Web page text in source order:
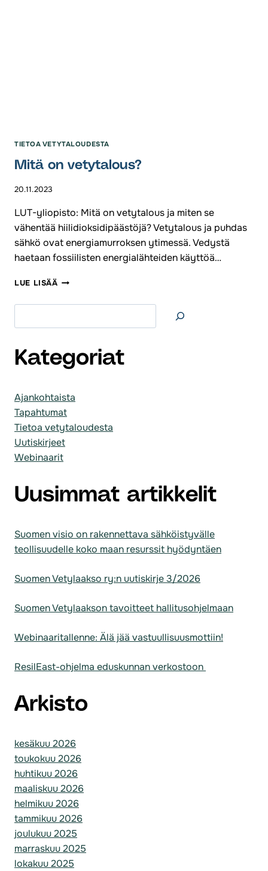
TIETOA VETYTALOUDESTA
Mitä on vetytalous?
20.11.2023
LUT-yliopisto: Mitä on vetytalous ja miten se
vähentää hiilidioksidipäästöjä? Vetytalous ja puhdas
sähkö ovat energiamurroksen ytimessä. Vedystä
haetaan fossiilisten energialähteiden käyttöä…
LUE LISÄÄ MITÄ
VETYTALOUS?
Kategoriat
Ajankohtaista
Tapahtumat
Tietoa vetytaloudesta
Uutiskirjeet
Webinaarit
Uusimmat artikkelit
Suomen visio on rakennettava sähköistyvälle
teollisuudelle koko maan resurssit hyödyntäen
Suomen Vetylaakso ry:n uutiskirje 3/2026
Suomen Vetylaakson tavoitteet hallitusohjelmaan
Webinaaritallenne: Älä jää vastuullisuusmottiin!
ResilEast-ohjelma eduskunnan verkostoon
Arkisto
kesäkuu 2026
toukokuu 2026
huhtikuu 2026
maaliskuu 2026
helmikuu 2026
tammikuu 2026
joulukuu 2025
marraskuu 2025
lokakuu 2025